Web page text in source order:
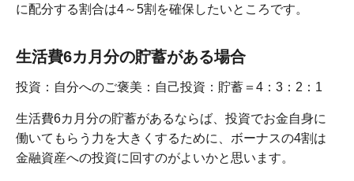
に配分する割合は4～5割を確保したいところです。
生活費6カ月分の貯蓄がある場合
投資：自分へのご褒美：自己投資：貯蓄＝4：3：2：1
生活費6カ月分の貯蓄があるならば、投資でお金自身に
働いてもらう力を大きくするために、ボーナスの4割は
金融資産への投資に回すのがよいかと思います。